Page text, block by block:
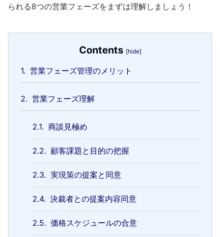
られる8つの営業フェーズをまずは理解しましょう！
Contents [hide]
1. 営業フェーズ管理のメリット
2. 営業フェーズ理解
2.1. 商談見極め
2.2. 顧客課題と目的の把握
2.3. 実現策の提案と同意
2.4. 決裁者との提案内容同意
2.5. 価格スケジュールの合意